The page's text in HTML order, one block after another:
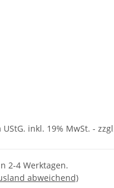
inkl. 19% MwSt. -
2-4 Werktagen.
abweichend)